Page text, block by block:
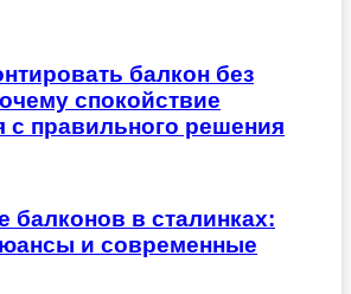
балкон без
спокойствие
с правильного решения
балконов в сталинках:
и современные